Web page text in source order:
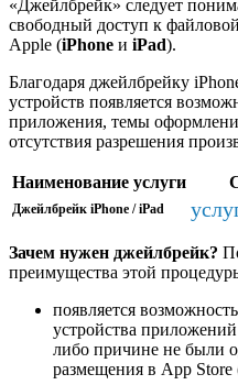
«Джейлбрейк» следует
свободный доступ к
Apple (iPhone и iPad).
Благодаря джейлбрейку
устройств появляется
приложения, темы
отсутствия разрешения
Наименование услуги
Джейлбрейк iPhone / iPad
Зачем нужен джейлбрейк?
преимущества этой
появляется
устройства
либо причине не были
размещения в App Store